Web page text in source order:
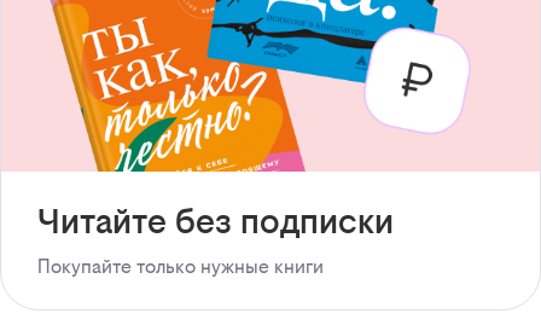
Читайте без подписки
Покупайте только нужные книги